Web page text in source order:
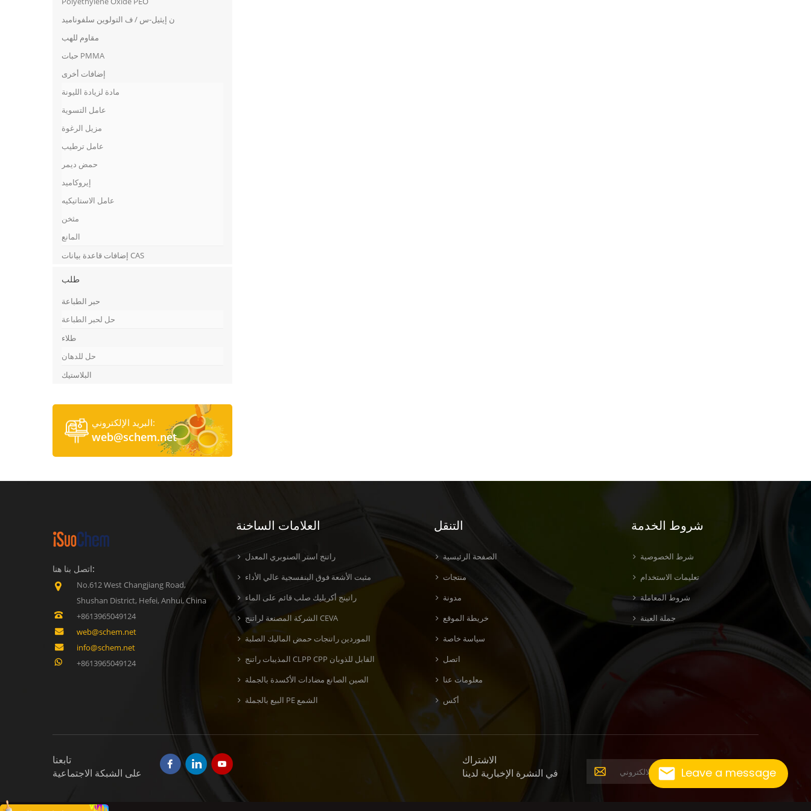
Leave a message
ن إيثيل-س / ف التولوين سلفوناميد
مقاوم للهب
حبات PMMA
إضافات أخرى
مادة لزيادة الليونة
عامل التسوية
مزيل الرغوة
عامل ترطيب
حمض ديمر
إيروكاميد
عامل الاستاتيكيه
مثخن
المانع
إضافات قاعدة بيانات CAS
طلب
حبر الطباعة
حل لحبر الطباعة
طلاء
حل للدهان
البلاستيك
البريد الإلكتروني:
web@schem.net
اتصل بنا هنا:
No.612 West Changjiang Road,
Shushan District, Hefei, Anhui, China
+8613965049124
web@schem.net
info@schem.net
+8613965049124
العلامات الساخنة
راتنج استر الصنوبري المعدل
مثبت الأشعة فوق البنفسجية عالي الأداء
راتينج أكريليك صلب قائم على الماء
الشركة المصنعة لراتنج CEVA
الموردين راتنجات حمض الماليك الصلبة
المذيبات راتنج CLPP CPP القابل للذوبان
الصين الصانع مضادات الأكسدة بالجملة
البيع بالجملة PE الشمع
التنقل
الصفحة الرئيسية
منتجات
مدونة
خريطة الموقع
سياسة خاصة
اتصل
معلومات عنا
أكس
شروط الخدمة
شرط الخصوصية
تعليمات الاستخدام
شروط المعاملة
جملة العينة
تابعنا
على الشبكة الاجتماعية
الاشتراك
في النشرة الإخبارية لدينا